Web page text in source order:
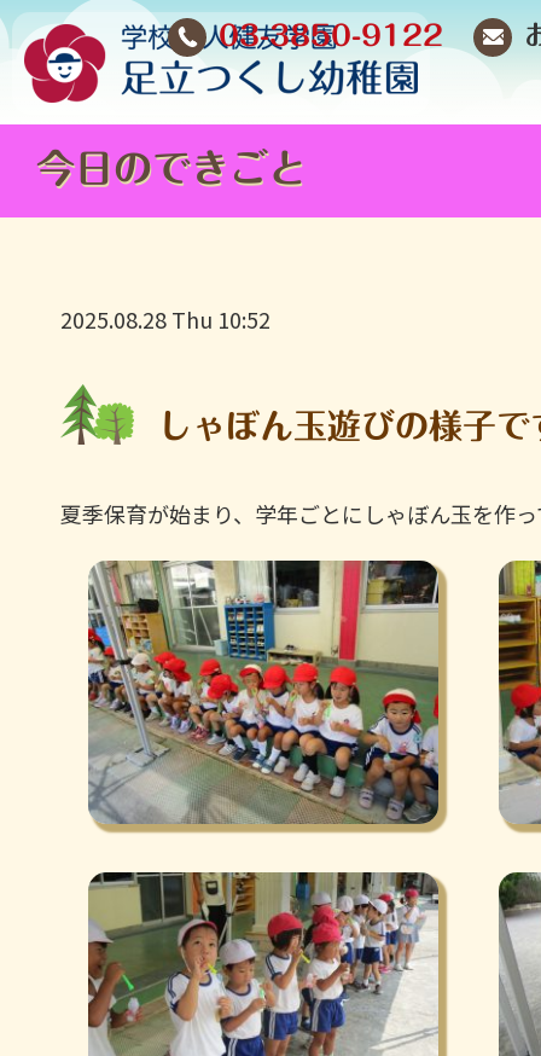
03-3850-9122
今日のできごと
2025.08.28 Thu 10:52
しゃぼん玉遊びの様子
夏季保育が始まり、学年ごとにしゃぼん玉を作